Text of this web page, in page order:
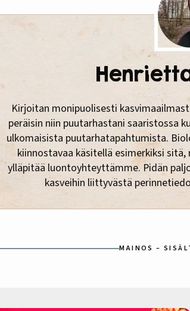
Kirjoitan monipuolisesti
peräisin niin puutarhastani saaristossa
ulkomaisista puutarhatapahtumista.
kiinnostavaa käsitellä esimerkiksi
ylläpitää luontoyhteyttämme. Pidän
kasveihin liittyvästä
MAINOS –